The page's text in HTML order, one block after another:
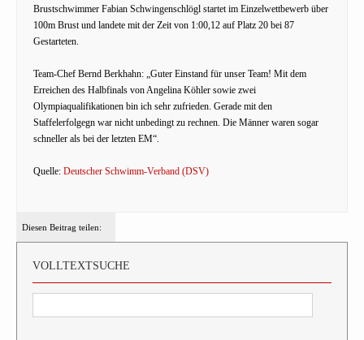
Brustschwimmer Fabian Schwingenschlögl startet im Einzelwettbewerb über
100m Brust und landete mit der Zeit von 1:00,12 auf Platz 20 bei 87
Gestarteten.
Team-Chef Bernd Berkhahn: „Guter Einstand für unser Team! Mit dem
Erreichen des Halbfinals von Angelina Köhler sowie zwei
Olympiaqualifikationen bin ich sehr zufrieden. Gerade mit den
Staffelerfolgegn war nicht unbedingt zu rechnen. Die Männer waren sogar
schneller als bei der letzten EM“.
Quelle: Deutscher Schwimm-Verband (DSV)
Diesen Beitrag teilen:
VOLLTEXTSUCHE